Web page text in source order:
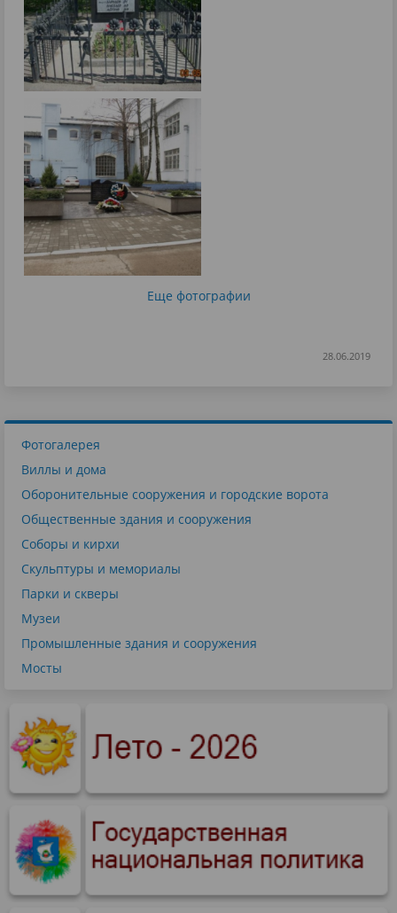
Еще фотографии
28.06.2019
Фотогалерея
Виллы и дома
Оборонительные сооружения и городские ворота
Общественные здания и сооружения
Соборы и кирхи
Скульптуры и мемориалы
Парки и скверы
Музеи
Промышленные здания и сооружения
Мосты